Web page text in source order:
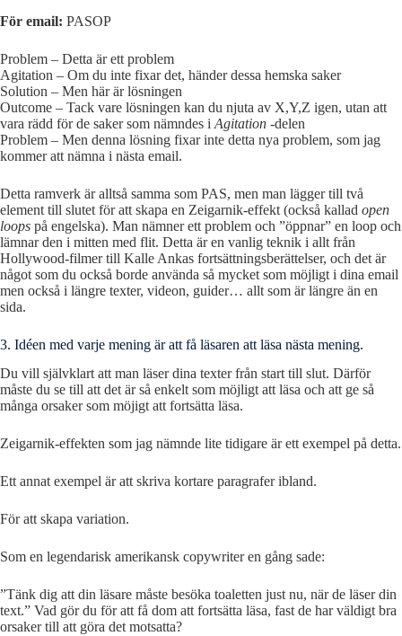
För email: PASOP
Problem – Detta är ett problem
Agitation – Om du inte fixar det, händer dessa hemska saker
Solution – Men här är lösningen
Outcome – Tack vare lösningen kan du njuta av X,Y,Z igen, utan att
vara rädd för de saker som nämndes i Agitation -delen
Problem – Men denna lösning fixar inte detta nya problem, som jag
kommer att nämna i nästa email.
Detta ramverk är alltså samma som PAS, men man lägger till två
element till slutet för att skapa en Zeigarnik-effekt (också kallad open
loops på engelska). Man nämner ett problem och ”öppnar” en loop och
lämnar den i mitten med flit. Detta är en vanlig teknik i allt från
Hollywood-filmer till Kalle Ankas fortsättningsberättelser, och det är
något som du också borde använda så mycket som möjligt i dina email
men också i längre texter, videon, guider… allt som är längre än en
sida.
3. Idéen med varje mening är att få läsaren att läsa nästa mening.
Du vill självklart att man läser dina texter från start till slut. Därför
måste du se till att det är så enkelt som möjligt att läsa och att ge så
många orsaker som möjigt att fortsätta läsa.
Zeigarnik-effekten som jag nämnde lite tidigare är ett exempel på detta.
Ett annat exempel är att skriva kortare paragrafer ibland.
För att skapa variation.
Som en legendarisk amerikansk copywriter en gång sade:
”Tänk dig att din läsare måste besöka toaletten just nu, när de läser din
text.” Vad gör du för att få dom att fortsätta läsa, fast de har väldigt bra
orsaker till att göra det motsatta?